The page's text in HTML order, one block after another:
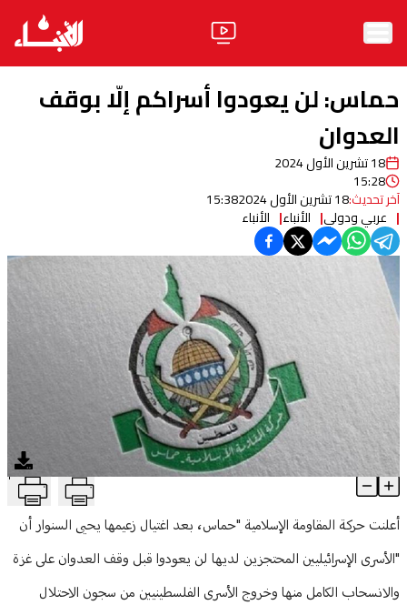
ثقافة ومجتمع
منوعات
آراء
فيديو
مواقف
حماس: لن يعودوا أسراكم إلّا بوقف
العدوان
18 تشرين الأول 2024
15:28
آخر تحديث:18 تشرين الأول 2024 15:38
عربي ودولي الأنباء الأنباء
حماس: لن يعودوا أسراكم إلّا بوقف العدوان T
Article Content
أعلنت حركة المقاومة الإسلامية "حماس، بعد اغتيال زعيمها يحيى السنوار أن
"الأسرى الإسرائيليين المحتجزين لديها لن يعودوا قبل وقف العدوان على غزة
والانسحاب الكامل منها وخروج الأسرى الفلسطينيين من سجون الاحتلال